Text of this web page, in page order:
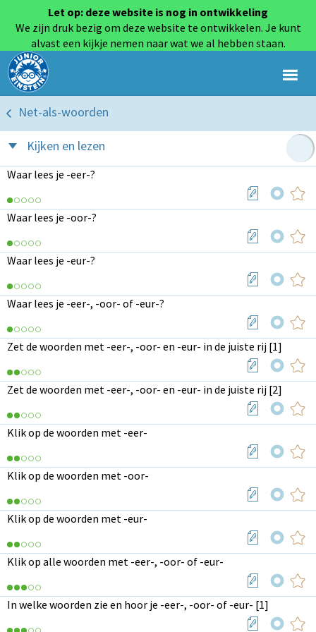
Let op: deze website is nog in ontwikkeling
We zijn druk bezig om deze website te ontwikkelen. Je kunt
alvast een kijkje nemen naar wat we al hebben staan.
Net-als-woorden
Kijken en lezen
Waar lees je -eer-?
Waar lees je -oor-?
Waar lees je -eur-?
Waar lees je -eer-, -oor- of -eur-?
Zet de woorden met -eer-, -oor- en -eur- in de juiste rij [1]
Zet de woorden met -eer-, -oor- en -eur- in de juiste rij [2]
Klik op de woorden met -eer-
Klik op de woorden met -oor-
Klik op de woorden met -eur-
Klik op alle woorden met -eer-, -oor- of -eur-
In welke woorden zie en hoor je -eer-, -oor- of -eur- [1]